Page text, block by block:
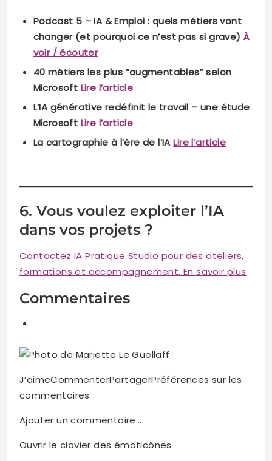
Podcast 5 – IA & Emploi : quels métiers vont
changer (et pourquoi ce n’est pas si grave) À
voir / écouter
40 métiers les plus “augmentables” selon
Microsoft Lire l’article
L’IA générative redéfinit le travail – une étude
Microsoft Lire l’article
La cartographie à l’ère de l’IA Lire l’article
6. Vous voulez exploiter l’IA
dans vos projets ?
Contactez IA Pratique Studio pour des ateliers,
formations et accompagnement. En savoir plus
Commentaires
J’aimeCommenterPartagerPréférences sur les
commentaires
Ajouter un commentaire…
Ouvrir le clavier des émoticônes